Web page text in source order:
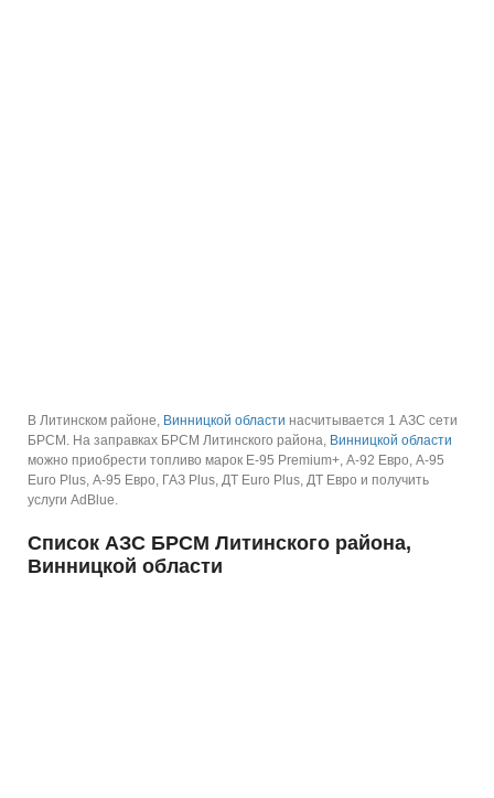
В Литинском районе, Винницкой области насчитывается 1 АЗС сети
БРСМ. На заправках БРСМ Литинского района, Винницкой области
можно приобрести топливо марок E-95 Premium+, А-92 Евро, А-95
Euro Plus, А-95 Евро, ГАЗ Plus, ДТ Euro Plus, ДТ Евро и получить
услуги AdBlue.
Список АЗС БРСМ Литинского района,
Винницкой области